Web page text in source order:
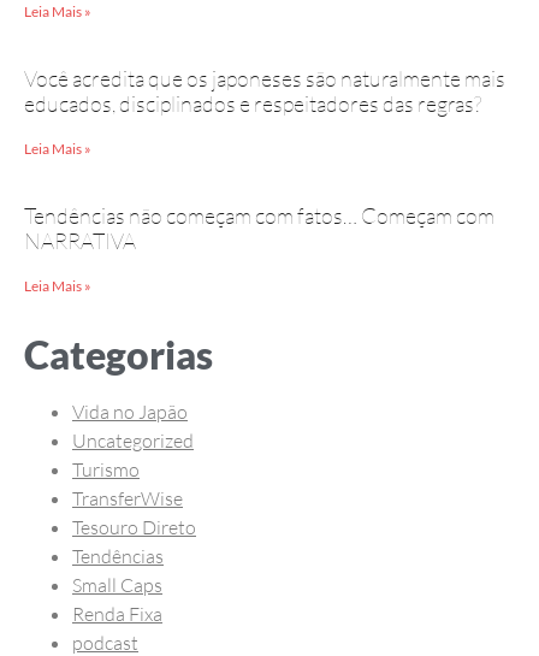
Leia Mais »
Você acredita que os japoneses são naturalmente mais
educados, disciplinados e respeitadores das regras?
Leia Mais »
Tendências não começam com fatos… Começam com
NARRATIVA
Leia Mais »
Categorias
Vida no Japão
Uncategorized
Turismo
TransferWise
Tesouro Direto
Tendências
Small Caps
Renda Fixa
podcast